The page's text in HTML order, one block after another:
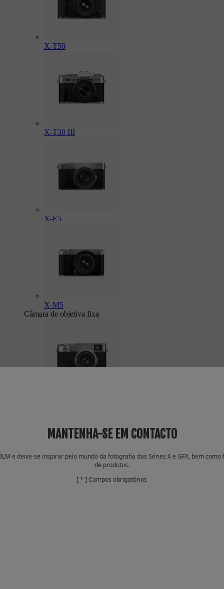
X-T50
X-T30 III
X-E5
X-M5
Câmara de objetiva fixa
MANTENHA-SE EM CONTACTO
e deixe-se inspirar pelo mundo da fotografia das Séries X e GFX, bem
de produtos.
[ * ] Campos obrigatórios